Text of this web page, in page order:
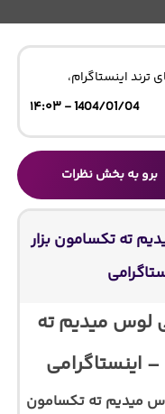
اینستاگرام،
1404/01/04 - ۱۴:۰۳
برو به بخش نظرات
ته تکسامون بزار
لوس میدیم ته
اینستاگرامی
میدیم ته تکسامون